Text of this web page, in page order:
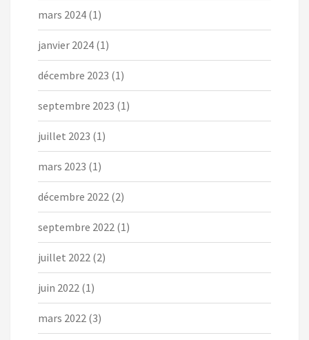
mars 2024 (1)
janvier 2024 (1)
décembre 2023 (1)
septembre 2023 (1)
juillet 2023 (1)
mars 2023 (1)
décembre 2022 (2)
septembre 2022 (1)
juillet 2022 (2)
juin 2022 (1)
mars 2022 (3)